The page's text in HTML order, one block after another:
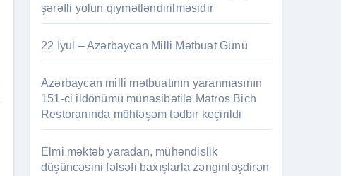
şərəfli yolun qiymətləndirilməsidir
22 İyul – Azərbaycan Milli Mətbuat Günü
Azərbaycan milli mətbuatının yaranmasının
151-ci ildönümü münasibətilə Matros Bich
Restoranında möhtəşəm tədbir keçirildi
Elmi məktəb yaradan, mühəndislik
düşüncəsini fəlsəfi baxışlarla zənginləşdirən